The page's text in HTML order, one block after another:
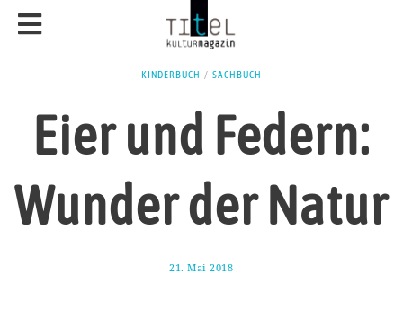
KINDERBUCH / SACHBUCH
Eier und Federn:
Wunder der Natur
21. Mai 2018